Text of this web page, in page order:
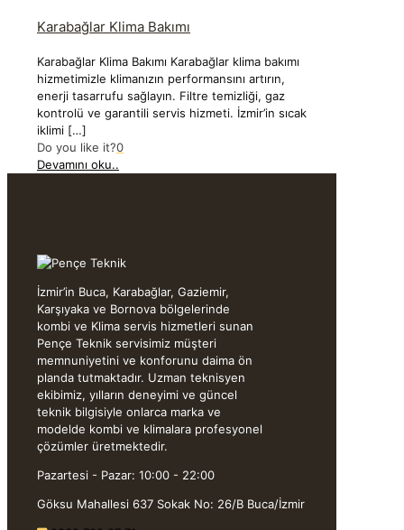
Karabağlar Klima Bakımı
Karabağlar Klima Bakımı Karabağlar klima bakımı
hizmetimizle klimanızın performansını artırın,
enerji tasarrufu sağlayın. Filtre temizliği, gaz
kontrolü ve garantili servis hizmeti. İzmir’in sıcak
iklimi […]
Do you like it?0
Devamını oku..
İzmir’in Buca, Karabağlar, Gaziemir,
Karşıyaka ve Bornova bölgelerinde
kombi ve Klima servis hizmetleri sunan
Pençe Teknik servisimiz müşteri
memnuniyetini ve konforunu daima ön
planda tutmaktadır. Uzman teknisyen
ekibimiz, yılların deneyimi ve güncel
teknik bilgisiyle onlarca marka ve
modelde kombi ve klimalara profesyonel
çözümler üretmektedir.
Pazartesi - Pazar: 10:00 - 22:00
Göksu Mahallesi 637 Sokak No: 26/B Buca/İzmir